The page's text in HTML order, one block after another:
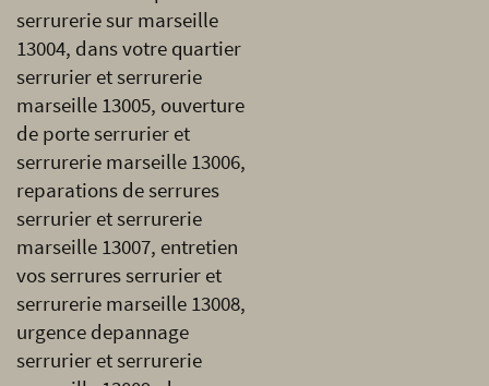
serrurerie sur marseille
13004, dans votre quartier
serrurier et serrurerie
marseille 13005, ouverture
de porte serrurier et
serrurerie marseille 13006,
reparations de serrures
serrurier et serrurerie
marseille 13007, entretien
vos serrures serrurier et
serrurerie marseille 13008,
urgence depannage
serrurier et serrurerie